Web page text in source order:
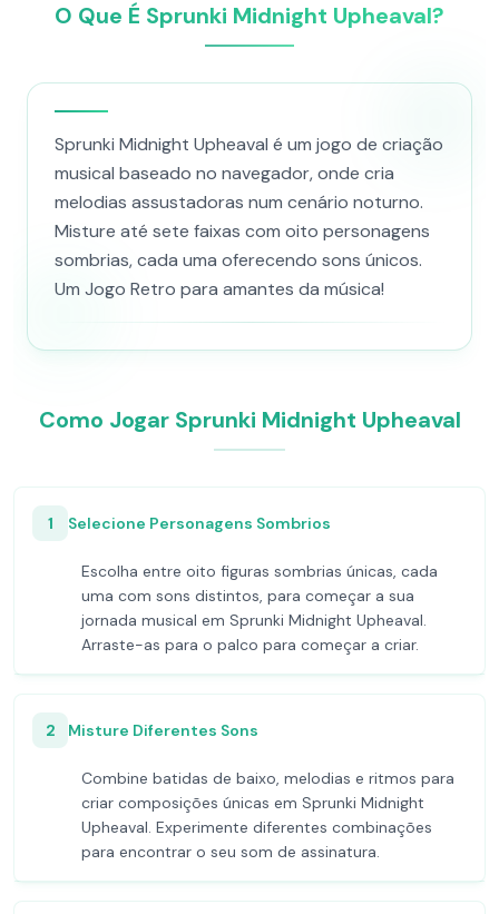
O Que É Sprunki Midnight Upheaval?
Sprunki Midnight Upheaval é um jogo de criação
musical baseado no navegador, onde cria
melodias assustadoras num cenário noturno.
Misture até sete faixas com oito personagens
sombrias, cada uma oferecendo sons únicos.
Um Jogo Retro para amantes da música!
Como Jogar Sprunki Midnight Upheaval
1 Selecione Personagens Sombrios
Escolha entre oito figuras sombrias únicas, cada
uma com sons distintos, para começar a sua
jornada musical em Sprunki Midnight Upheaval.
Arraste-as para o palco para começar a criar.
2 Misture Diferentes Sons
Combine batidas de baixo, melodias e ritmos para
criar composições únicas em Sprunki Midnight
Upheaval. Experimente diferentes combinações
para encontrar o seu som de assinatura.